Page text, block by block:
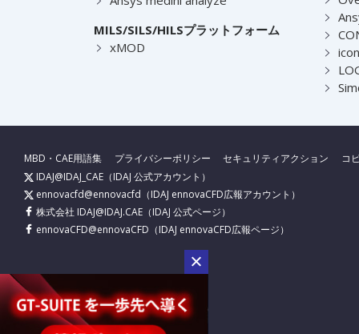
MILS/SILS/HILSプラットフォーム
xMOD
MBD・CAE用語集 プライバシーポリシー セキュリティアクション
コ
IDAJ@IDAJ_CAE （IDAJ 公式アカウント）
ennovacfd@ennovacfd （IDAJ ennovaCFD広報アカウント）
株式会社 IDAJ@IDAJ.CAE （IDAJ 公式ページ）
ennovaCFD@ennovaCFD （IDAJ ennovaCFD広報ページ）